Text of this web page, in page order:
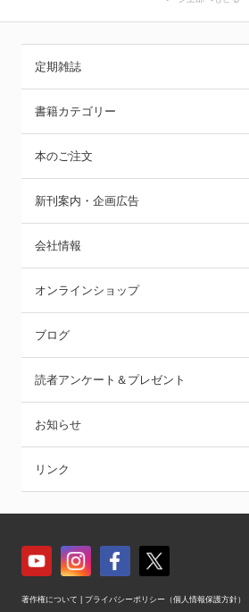
定期雑誌
書籍カテゴリー
本のご注文
新刊案内・企画広告
会社情報
オンラインショップ
ブログ
読者アンケート＆プレゼント
お知らせ
リンク
著作権について プライバシーポリシー（個人情報保護方針）